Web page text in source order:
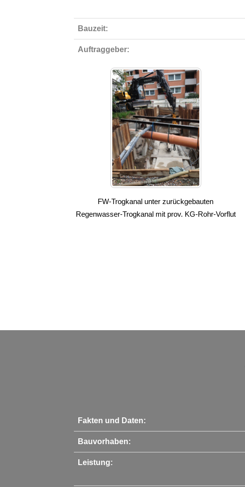
Bauzeit:
Auftraggeber:
FW-Trogkanal unter zurückgebauten
Regenwasser-Trogkanal mit prov. KG-Rohr-Vorflut
Fakten und Daten:
Bauvorhaben:
Leistung: